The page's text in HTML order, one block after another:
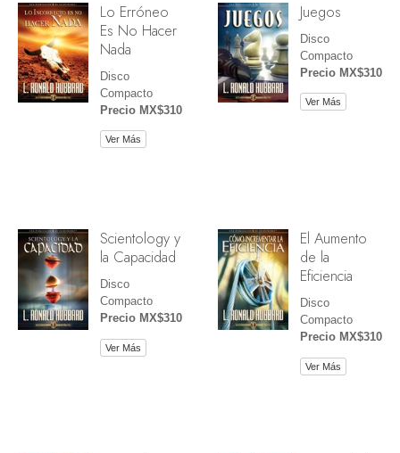
Lo Erróneo
Es No Hacer
Nada
Disco
Compacto
Precio MX$310
Ver Más
Juegos
Disco
Compacto
Precio MX$310
Ver Más
Scientology y
la Capacidad
Disco
Compacto
Precio MX$310
Ver Más
El Aumento
de la
Eficiencia
Disco
Compacto
Precio MX$310
Ver Más